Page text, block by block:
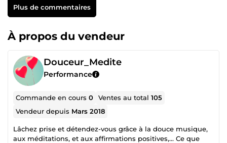
Plus de commentaires
À propos du vendeur
Douceur_Medite
Performance
Commande en cours0 Ventes au total105
Vendeur depuis Mars 2018
Lâchez prise et détendez-vous grâce à la douce musique,
aux méditations, et aux affirmations positives,... Ce que